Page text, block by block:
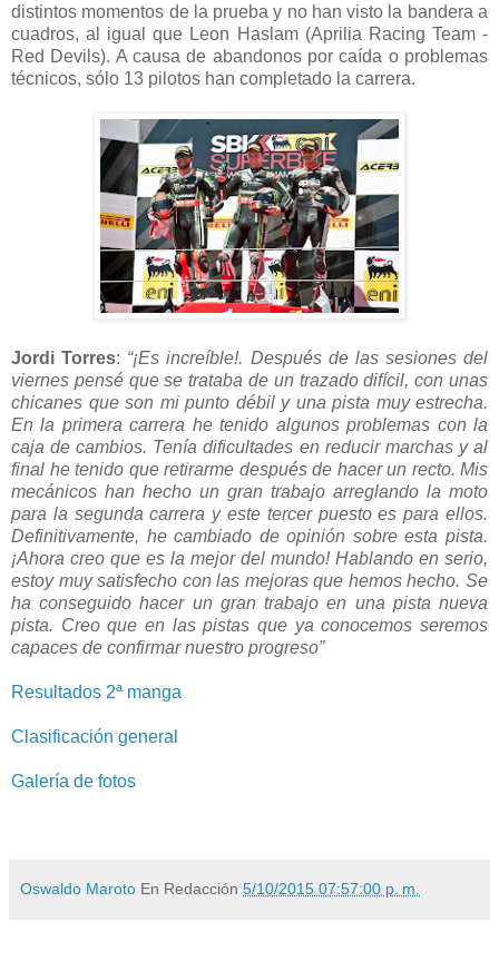
distintos momentos de la prueba y no han visto la bandera a
cuadros, al igual que Leon Haslam (Aprilia Racing Team -
Red Devils). A causa de abandonos por caída o problemas
técnicos, sólo 13 pilotos han completado la carrera.
Jordi Torres: “¡Es increíble!. Después de las sesiones del
viernes pensé que se trataba de un trazado difícil, con unas
chicanes que son mi punto débil y una pista muy estrecha.
En la primera carrera he tenido algunos problemas con la
caja de cambios. Tenía dificultades en reducir marchas y al
final he tenido que retirarme después de hacer un recto. Mis
mecánicos han hecho un gran trabajo arreglando la moto
para la segunda carrera y este tercer puesto es para ellos.
Definitivamente, he cambiado de opinión sobre esta pista.
¡Ahora creo que es la mejor del mundo! Hablando en serio,
estoy muy satisfecho con las mejoras que hemos hecho. Se
ha conseguido hacer un gran trabajo en una pista nueva
pista. Creo que en las pistas que ya conocemos seremos
capaces de confirmar nuestro progreso”
Resultados 2ª manga
Clasificación general
Galería de fotos
Oswaldo Maroto En Redacción 5/10/2015 07:57:00 p. m.